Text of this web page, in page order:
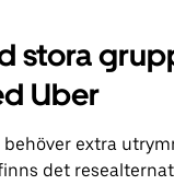
stora
Uber
extra
det